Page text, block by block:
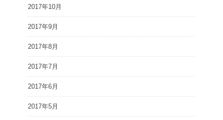
2017年10月
2017年9月
2017年8月
2017年7月
2017年6月
2017年5月